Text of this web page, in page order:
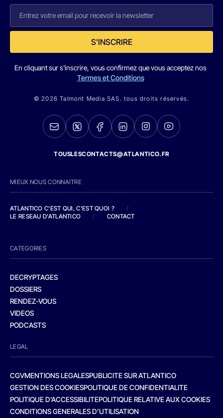
S'INSCRIRE
En cliquant sur s'inscrire, vous confirmez que vous acceptez nos
Termes et Conditions
© 2026 Talmont Media SAS. tous droits réservés.
TOUSLESCONTACTS@ATLANTICO.FR
MIEUX NOUS CONNAITRE
ATLANTICO C'EST QUI, C'EST QUOI ?
/
LE RESEAU D'ATLANTICO
/ CONTACT
CATEGORIES
DECRYPTAGES
DOSSIERS
RENDEZ-VOUS
VIDEOS
PODCASTS
LEGAL
CGVMENTIONS LEGALESPUBLICITE SUR ATLANTICO
GESTION DES COOKIESPOLITIQUE DE CONFIDENTIALITE
POLITIQUE D’ACCESSIBILITEPOLITIQUE RELATIVE AUX COOKIES
CONDITIONS GENERALES D’UTILISATION